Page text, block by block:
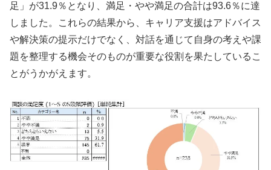
足」が31.9％となり、満足・やや満足の合計は93.6％に達
しました。これらの結果から、キャリア支援はアドバイス
や解決策の提示だけでなく、対話を通じて自身の考えや課
題を整理する機会そのものが重要な役割を果たしているこ
とがうかがえます。